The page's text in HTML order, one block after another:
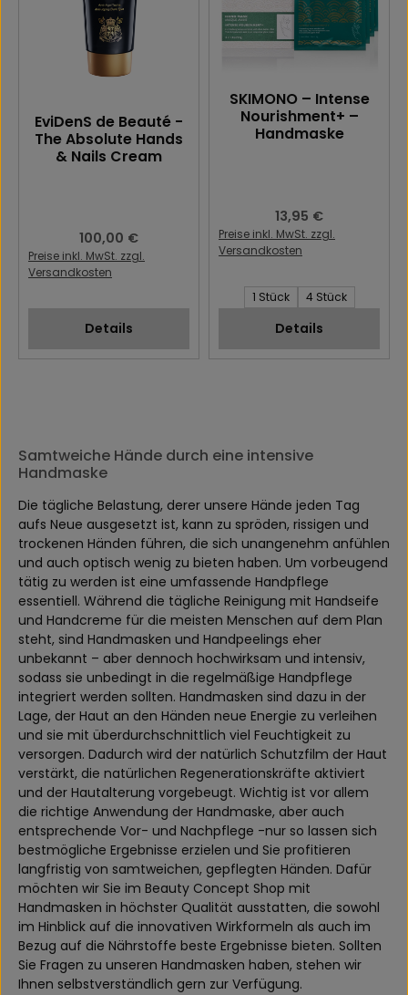
EviDenS de Beauté -
The Absolute Hands
& Nails Cream
Regulärer Preis:
100,00 €
Preise inkl. MwSt. zzgl.
Versandkosten
Details
SKIMONO – Intense
Nourishment+ –
Handmaske
Regulärer Preis:
13,95 €
Preise inkl. MwSt. zzgl.
Versandkosten
Stück:1 Stück 4 Stück
Details
Samtweiche Hände durch eine intensive
Handmaske
Die tägliche Belastung, derer unsere Hände jeden Tag
aufs Neue ausgesetzt ist, kann zu spröden, rissigen und
trockenen Händen führen, die sich unangenehm anfühlen
und auch optisch wenig zu bieten haben. Um vorbeugend
tätig zu werden ist eine umfassende Handpflege
essentiell. Während die tägliche Reinigung mit Handseife
und Handcreme für die meisten Menschen auf dem Plan
steht, sind Handmasken und Handpeelings eher
unbekannt – aber dennoch hochwirksam und intensiv,
sodass sie unbedingt in die regelmäßige Handpflege
integriert werden sollten. Handmasken sind dazu in der
Lage, der Haut an den Händen neue Energie zu verleihen
und sie mit überdurchschnittlich viel Feuchtigkeit zu
versorgen. Dadurch wird der natürlich Schutzfilm der Haut
verstärkt, die natürlichen Regenerationskräfte aktiviert
und der Hautalterung vorgebeugt. Wichtig ist vor allem
die richtige Anwendung der Handmaske, aber auch
entsprechende Vor- und Nachpflege -nur so lassen sich
bestmögliche Ergebnisse erzielen und Sie profitieren
langfristig von samtweichen, gepflegten Händen. Dafür
möchten wir Sie im Beauty Concept Shop mit
Handmasken in höchster Qualität ausstatten, die sowohl
im Hinblick auf die innovativen Wirkformeln als auch im
Bezug auf die Nährstoffe beste Ergebnisse bieten. Sollten
Sie Fragen zu unseren Handmasken haben, stehen wir
Ihnen selbstverständlich gern zur Verfügung.